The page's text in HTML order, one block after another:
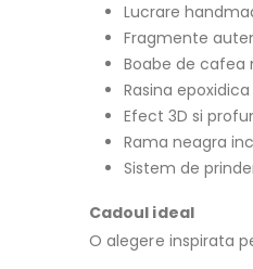
Lucrare
Fragmente
Boabe de cafea
Rasina
Efect 3D si
Rama neagra
Sistem de
Cadoul ideal
O alegere inspirata